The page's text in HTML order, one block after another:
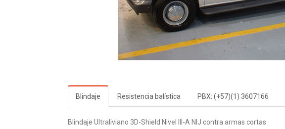
Blindaje Resistencia balística PBX: (+57)(1) 3607166
Blindaje Ultraliviano 3D-Shield Nivel III-A NIJ contra armas cortas